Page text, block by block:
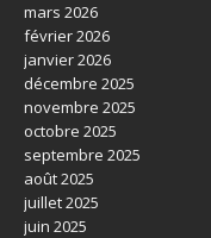
mars 2026
février 2026
janvier 2026
décembre 2025
novembre 2025
octobre 2025
septembre 2025
août 2025
juillet 2025
juin 2025